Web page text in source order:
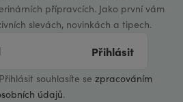
přípravcích. Jako první vám
slevách, novinkách a tipech.
Přihlásit
souhlasíte se zpracováním
údajů.